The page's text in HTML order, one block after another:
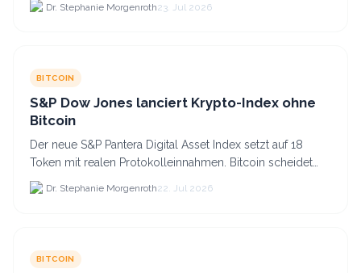
Dr. Stephanie Morgenroth23. Jul 2026
BITCOIN
S&P Dow Jones lanciert Krypto-Index ohne
Bitcoin
Der neue S&P Pantera Digital Asset Index setzt auf 18
Token mit realen Protokolleinnahmen. Bitcoin scheidet
aufgrund fehlender Erträge für Halter aus dem.
Dr. Stephanie Morgenroth22. Jul 2026
BITCOIN